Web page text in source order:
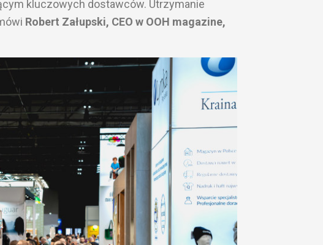
kluczowych dostawców. Utrzymanie
Robert Załupski, CEO w OOH magazine,